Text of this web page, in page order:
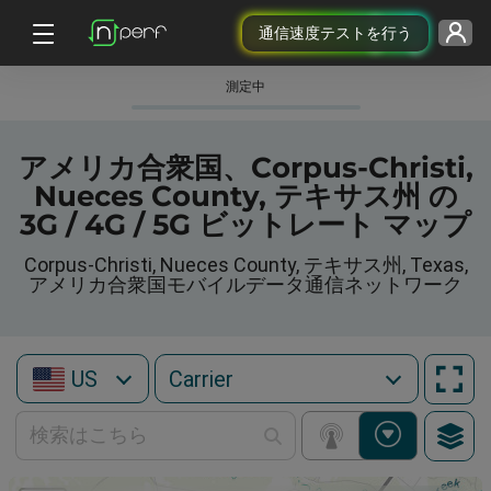
通信速度テストを行う
測定中
アメリカ合衆国、Corpus-Christi,
Nueces County, テキサス州 の
3G / 4G / 5G ビットレート マップ
Corpus-Christi, Nueces County, テキサス州, Texas,
アメリカ合衆国モバイルデータ通信ネットワーク
US